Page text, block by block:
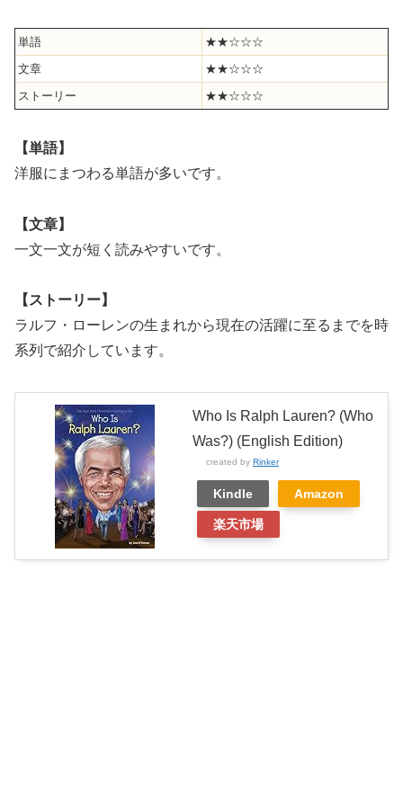
単語
★★☆☆☆
文章
★★☆☆☆
ストーリー
★★☆☆☆
【単語】
洋服にまつわる単語が多いです。
【文章】
一文一文が短く読みやすいです。
【ストーリー】
ラルフ・ローレンの生まれから現在の活躍に至るまでを時
系列で紹介しています。
Who Is Ralph Lauren? (Who
Was?) (English Edition)
created by Rinker
Kindle Amazon
楽天市場